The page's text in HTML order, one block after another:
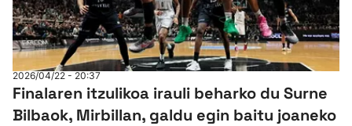
2026/04/22 - 20:37
Finalaren itzulikoa irauli beharko du Surne
Bilbaok, Mirbillan, galdu egin baitu joaneko